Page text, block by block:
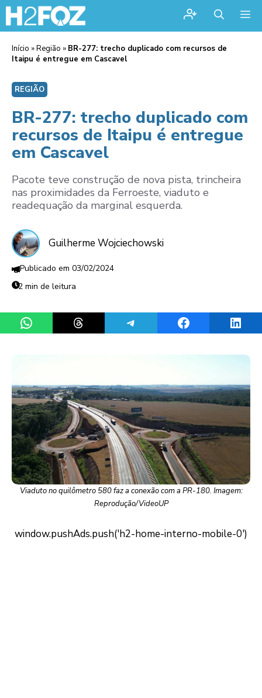
Início »Região » BR-277: trecho duplicado com recursos de
Itaipu é entregue em Cascavel
REGIÃO
BR-277: trecho duplicado com
recursos de Itaipu é entregue
em Cascavel
Pacote teve construção de nova pista, trincheira
nas proximidades da Ferroeste, viaduto e
readequação da marginal esquerda.
Guilherme Wojciechowski
03/02/2024
2 min de leitura
Share on WhatsAppShare on ThreadsShare on TelegramShare on Facebook
Viaduto no quilômetro 580 faz a conexão com a PR-180. Imagem:
Reprodução/VideoUP